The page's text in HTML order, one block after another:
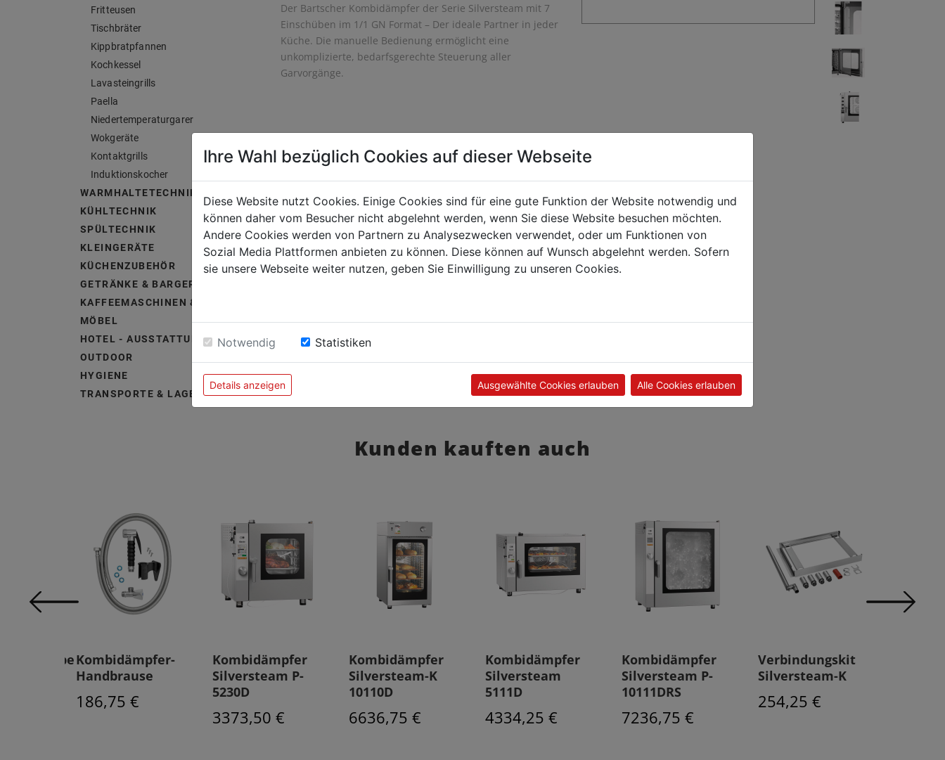
Fritteusen
Tischbräter
Kippbratpfannen
Kochkessel
Lavasteingrills
Paella
Niedertemperaturgarer
Wokgeräte
Kontaktgrills
Induktionskocher
WARMHALTETECHNIK
KÜHLTECHNIK
SPÜLTECHNIK
KLEINGERÄTE
KÜCHENZUBEHÖR
GETRÄNKE & BARGERÄTE
KAFFEEMASCHINEN & ZUBEHÖR
MÖBEL
HOTEL - AUSSTATTUNG &
OUTDOOR
HYGIENE
TRANSPORTE & LAGERUNG
Der Bartscher Kombidämpfer der Serie Silversteam mit 7
Einschüben im 1/1 GN Format – Der ideale Partner in jeder
Küche. Die manuelle Bedienung ermöglicht eine
unkomplizierte, bedarfsgerechte Steuerung aller
Garvorgänge.
Kunden kauften auch
Kombidämpfer-
Handbrause
186,75 €
Kombidämpfer
Silversteam P-
5230D
3373,50 €
Kombidämpfer
Silversteam-K
10110D
6636,75 €
Kombidämpfer
Silversteam
5111D
4334,25 €
Kombidämpfer
Silversteam P-
10111DRS
7236,75 €
Verbindungskit
Silversteam-K
254,25 €
Ihre Wahl bezüglich Cookies auf dieser Webseite
Diese Website nutzt Cookies. Einige Cookies sind für eine gute Funktion der Website notwendig und
können daher vom Besucher nicht abgelehnt werden, wenn Sie diese Website besuchen möchten.
Andere Cookies werden von Partnern zu Analysezwecken verwendet, oder um Funktionen von
Sozial Media Plattformen anbieten zu können. Diese können auf Wunsch abgelehnt werden. Sofern
sie unsere Webseite weiter nutzen, geben Sie Einwilligung zu unseren Cookies.
Notwendig Statistiken
Details anzeigen Ausgewählte Cookies erlauben Alle Cookies erlauben